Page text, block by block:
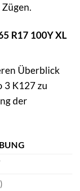
R17 100Y XL
Überblick
3 K127 zu
der